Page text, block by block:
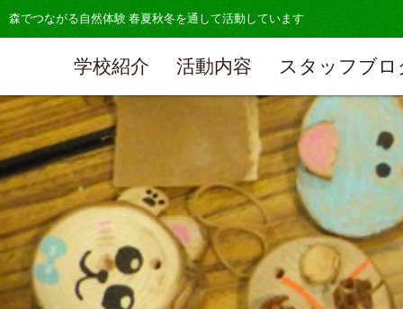
森でつながる自然体験 春夏秋冬を通して活動しています
学校紹介 活動内容 スタッフブロ